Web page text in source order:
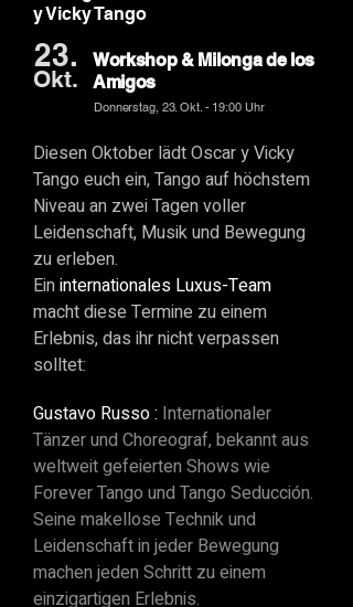
y Vicky Tango
23.
Okt.
Workshop & Milonga de los
Amigos
Donnerstag, 23. Okt. - 19:00 Uhr
Diesen Oktober lädt Oscar y Vicky
Tango euch ein, Tango auf höchstem
Niveau an zwei Tagen voller
Leidenschaft, Musik und Bewegung
zu erleben.
Eininternationales Luxus-Team
macht diese Termine zu einem
Erlebnis, das ihr nicht verpassen
solltet:
Gustavo Russo: Internationaler
Tänzer und Choreograf, bekannt aus
weltweit gefeierten Shows wie
Forever Tango und Tango Seducción.
Seine makellose Technik und
Leidenschaft in jeder Bewegung
machen jeden Schritt zu einem
einzigartigen Erlebnis.